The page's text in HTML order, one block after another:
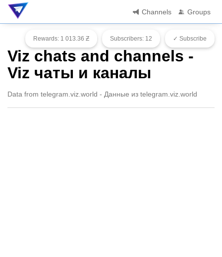
Channels Groups
✓ Subscribe
Subscribers: 12
Rewards: 1 013.36 Ƶ
Viz chats and channels -
Viz чаты и каналы
Data from telegram.viz.world - Данные из telegram.viz.world